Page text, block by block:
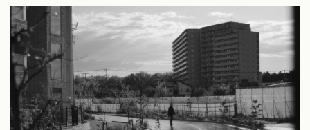
Contax
Dallmeyer
Fuji
Kinoptik